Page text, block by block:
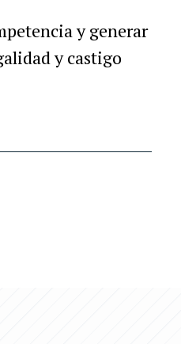
y generar
y castigo